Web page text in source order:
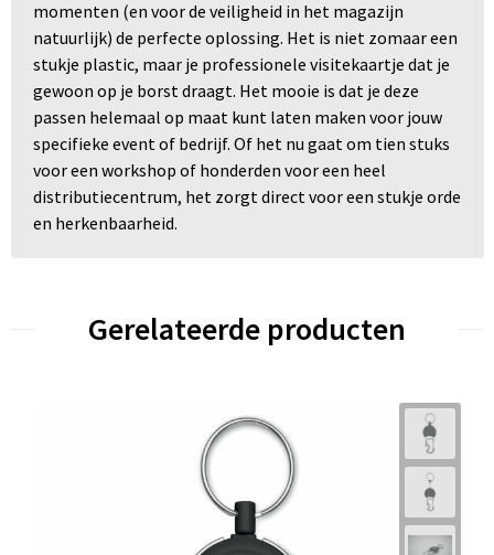
momenten (en voor de veiligheid in het magazijn
natuurlijk) de perfecte oplossing. Het is niet zomaar een
stukje plastic, maar je professionele visitekaartje dat je
gewoon op je borst draagt. Het mooie is dat je deze
passen helemaal op maat kunt laten maken voor jouw
specifieke event of bedrijf. Of het nu gaat om tien stuks
voor een workshop of honderden voor een heel
distributiecentrum, het zorgt direct voor een stukje orde
en herkenbaarheid. ​
Gerelateerde producten